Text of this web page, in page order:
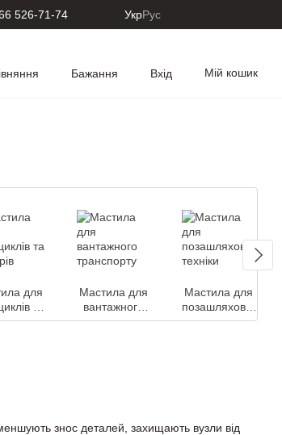
526-71-74 УкрРус
Бажання Вхід Мій кошик
для
та
Мастила для
вантажного
транспорту
Мастила для
позашляхової
техніки
знос деталей, захищають вузли від